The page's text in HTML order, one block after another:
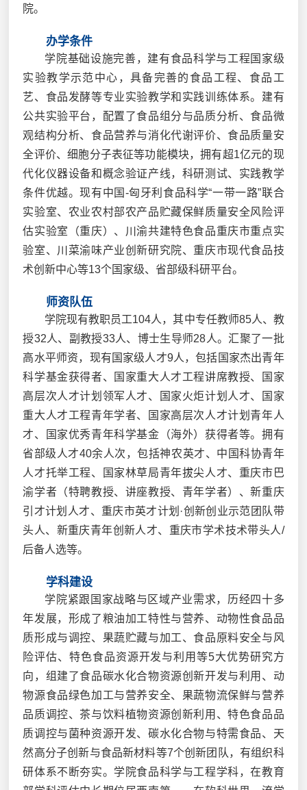
院。
办学条件
学院基础设施完善，建有食品科学与工程国家级
实验教学示范中心，具备完善的食品工程、食品工
艺、食品发酵等专业实验教学和实践训练体系。建有
公共实验平台，配置了食品组分与品质分析、食品微
观结构分析、食品营养与消化代谢评价、食品质量安
全评价、细胞分子表征等功能模块，拥有超1亿元的现
代化仪器设备和概念验证产线，科研测试、实践教学
条件优越。现有中国-匈牙利食品科学“一带一路”联合
实验室、农业农村部农产品贮藏保鲜质量安全风险评
估实验室（重庆）、川渝共建特色食品重庆市重点实
验室、川菜渝味产业创新研究院、重庆市现代食品技
术创新中心等13个国家级、省部级科研平台。
师资队伍
学院现有教职员工104人，其中专任教师85人、教
授32人、副教授33人、博士生导师28人。汇聚了一批
高水平师资，现有国家级人才9人，包括国家杰出青年
科学基金获得者、国家重大人才工程讲席教授、国家
高层次人才计划领军人才、国家火炬计划人才、国家
重大人才工程青年学者、国家高层次人才计划青年人
才、国家优秀青年科学基金（海外）获得者等。拥有
省部级人才40余人次，包括神农英才、中国科协青年
人才托举工程、国家林草局青年拔尖人才、重庆市巴
渝学者（特聘教授、讲座教授、青年学者）、新重庆
引才计划人才、重庆市英才计划·创新创业示范团队带
头人、新重庆青年创新人才、重庆市学术技术带头人/
后备人选等。
学科建设
学院紧跟国家战略与区域产业需求，历经四十多
年发展，形成了粮油加工特性与营养、动物性食品品
质形成与调控、果蔬贮藏与加工、食品原料安全与风
险评估、特色食品资源开发与利用等5大优势研究方
向，组建了食品碳水化合物资源创新开发与利用、动
物源食品绿色加工与营养安全、果蔬物流保鲜与营养
品质调控、茶与饮料植物资源创新利用、特色食品品
质调控与菌种资源开发、碳水化合物与特需食品、天
然高分子创新与食品新材料等7个创新团队，有组织科
研体系不断夯实。学院食品科学与工程学科，在教育